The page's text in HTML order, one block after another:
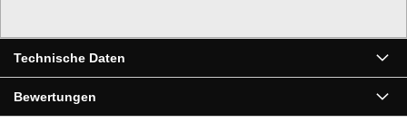
Technische Daten
Bewertungen